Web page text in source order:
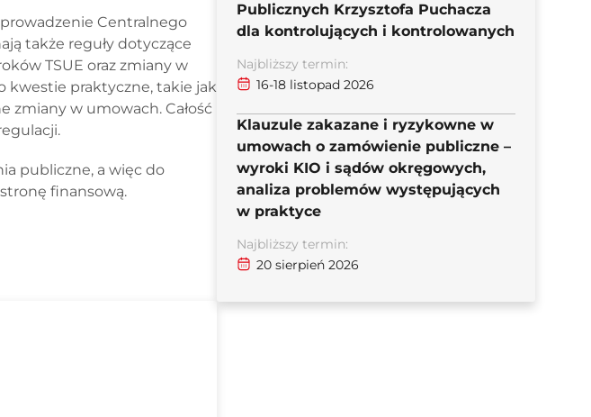
Centralnego
także reguły dotyczące
TSUE oraz zmiany w
kwestie praktyczne, takie jak
zmiany w umowach. Całość
publiczne, a więc do
finansową.
Publicznych Krzysztofa Puchacza
dla kontrolujących i kontrolowanych
Najbliższy termin:
16-18 listopad 2026
Klauzule zakazane i ryzykowne w
umowach o zamówienie publiczne –
wyroki KIO i sądów okręgowych,
analiza problemów występujących
w praktyce
Najbliższy termin:
20 sierpień 2026